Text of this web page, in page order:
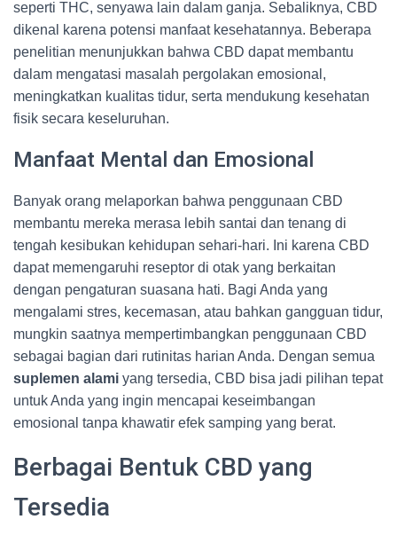
seperti THC, senyawa lain dalam ganja. Sebaliknya, CBD
dikenal karena potensi manfaat kesehatannya. Beberapa
penelitian menunjukkan bahwa CBD dapat membantu
dalam mengatasi masalah pergolakan emosional,
meningkatkan kualitas tidur, serta mendukung kesehatan
fisik secara keseluruhan.
Manfaat Mental dan Emosional
Banyak orang melaporkan bahwa penggunaan CBD
membantu mereka merasa lebih santai dan tenang di
tengah kesibukan kehidupan sehari-hari. Ini karena CBD
dapat memengaruhi reseptor di otak yang berkaitan
dengan pengaturan suasana hati. Bagi Anda yang
mengalami stres, kecemasan, atau bahkan gangguan tidur,
mungkin saatnya mempertimbangkan penggunaan CBD
sebagai bagian dari rutinitas harian Anda. Dengan semua
suplemen alami yang tersedia, CBD bisa jadi pilihan tepat
untuk Anda yang ingin mencapai keseimbangan
emosional tanpa khawatir efek samping yang berat.
Berbagai Bentuk CBD yang
Tersedia